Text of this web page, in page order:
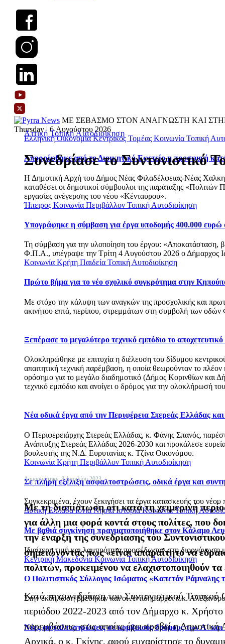
ΜΕ ΣΕΒΑΣΜΟ ΣΤΟΝ ΑΝΑΓΝΩΣΤΗ ΚΑΙ
Thursday | 6 Αυγούστου 2026
Ελληνική ΟικονομίαΚεντρικός Τομέας Κοινωνία Τοπική
Απορρίφθηκε από το Διοικητικό Εφετείο η προσφυγή
Η Δημοτική Αρχή του Δήμος Νέας Φιλαδέλφειας-Νέας
καταθέσει οι δημοτικοί σύμβουλοι της παράταξης
εργασίες ανέγερσης του νέου «Κένταυρου».
Ήπειρος Κοινωνία Περιβάλλον Τοπική Αυτοδιοίκηση
Υπογράφηκε η σύμβαση για έργα υποδομής 400.000
Τη σύμβαση για την υλοποίηση του έργου: «Αποκατάσταση,
Φ.Π.Α., υπέγραψε την Τρίτη 4 Αυγούστου 2026 ο Δήμαρχος
Κοινωνία Κρήτη Παιδεία Τοπική Αυτοδιοίκηση
Πρώτο βήμα για το νέο σχολικό συγκρότημα στην
Με στόχο την κάλυψη των αναγκών της προσχολικής και
ακινήτου επτά, περίπου, στρεμμάτων στη συμβολή των
Ξεπέρασε το μεγαλύτερο τεχνικό εμπόδιο το
Ολοκληρώθηκε με επιτυχία η διέλευση του δίδυμου
απαιτητική τεχνική παρέμβαση, η οποία θεωρούνταν το
ορόσημο για το μεγάλο διαδημοτικό (Δήμος Κορινθίων και
τεχνικό εμπόδιο και ανοίγει ο δρόμος για την ολοκλήρωσή
Νέα οδικά έργα από την Περιφέρεια Στερεάς Ελλάδας
Ο Περιφερειάρχης Στερεάς Ελλάδας, κ. Φάνης Σπανός,
Ανάπτυξης Στερεάς Ελλάδας 2026-2030 και προκάλεσε
βουλευτής της Ν.Δ. Ευρυτανίας κ. Τζίνα Οικονόμου.
Κοινωνία Κρήτη Περιβάλλον Τοπική Αυτοδιοίκηση
Σε πλήρη εξέλιξη ασφαλτοστρώσεις, οδικά έργα και
Συγκεκριμένα, έχουν ξεκινήσει τα έργα κατασκευής του
Δυτική ΕλλάδαΙόνια ΝησιάΙστορίαΚοινωνίαΤοπική
Με βαθιά συγκίνηση πραγματοποιήθηκε στον Κάλαμο
Ιδιαίτερη τιμή και λαμπρότητα προσέδωσαν στη διοργάνωση
Κεντρική Μακεδονία Κοινωνία Τοπική Αυτοδιοίκηση
Ο Πολιτιστικός Σύλλογος Ισώματος «Καπετάν Ράμναλης
Στην εκδήλωση βρέθηκαν και οι Αντιδήμαρχοι κ.κ.
Νέες ασφαλτοστρώσεις σε κομβικούς δρόμους των Α΄
ΑττικήΤοπική Αυτοδιοίκηση
Συνεδρίασε το Συντονιστικό
Δημοσιεύτηκε: 8 Απριλίου 2023
Με τη διαπίστωση ότι κατά τη χειμερινή
για άλλη μια φορά κοντά στους πολίτες, που
την έναρξη της συνεδρίασης του
σημειώνοντας πως «είναι απαραίτητο να
πολιτών, προκειμένου να ελαχιστοποιηθούν
Κατά τη συνεδρίαση του Συντονιστικού
περιόδου 2022-2023 από τον Δήμαρχο κ. Χρήστο
παρεμβάσεις, στις οποίες έχει προβεί η
Αρχικά, ο κ. Γκίνης, αφού ευχαρίστησε το